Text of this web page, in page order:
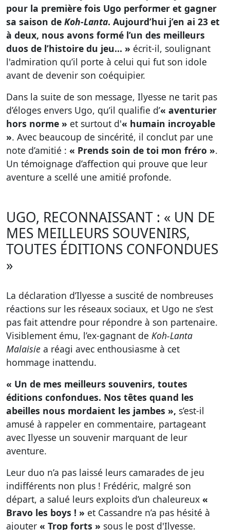
pour la première fois Ugo performer et gagner
sa saison de Koh-Lanta. Aujourd’hui j’en ai 23 et
à deux, nous avons formé l’un des meilleurs
duos de l’histoire du jeu… » écrit-il, soulignant
l'admiration qu’il porte à celui qui fut son idole
avant de devenir son coéquipier.
Dans la suite de son message, Ilyesse ne tarit pas
d’éloges envers Ugo, qu’il qualifie d’« aventurier
hors norme » et surtout d'« humain incroyable
». Avec beaucoup de sincérité, il conclut par une
note d’amitié : « Prends soin de toi mon fréro ».
Un témoignage d’affection qui prouve que leur
aventure a scellé une amitié profonde.
UGO, RECONNAISSANT : « UN DE
MES MEILLEURS SOUVENIRS,
TOUTES ÉDITIONS CONFONDUES
»
La déclaration d’Ilyesse a suscité de nombreuses
réactions sur les réseaux sociaux, et Ugo ne s’est
pas fait attendre pour répondre à son partenaire.
Visiblement ému, l’ex-gagnant de Koh-Lanta
Malaisie a réagi avec enthousiasme à cet
hommage inattendu.
« Un de mes meilleurs souvenirs, toutes
éditions confondues. Nos têtes quand les
abeilles nous mordaient les jambes », s’est-il
amusé à rappeler en commentaire, partageant
avec Ilyesse un souvenir marquant de leur
aventure.
Leur duo n’a pas laissé leurs camarades de jeu
indifférents non plus ! Frédéric, malgré son
départ, a salué leurs exploits d’un chaleureux «
Bravo les boys ! » et Cassandre n’a pas hésité à
ajouter « Trop forts » sous le post d'Ilyesse.